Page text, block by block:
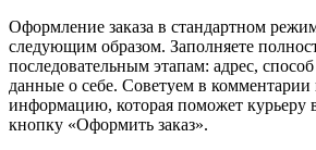
Оформление заказа в стандартном
следующим образом. Заполняете
последовательным этапам: адрес,
данные о себе. Советуем в комментарии
информацию, которая поможет курьеру
кнопку «Оформить заказ».